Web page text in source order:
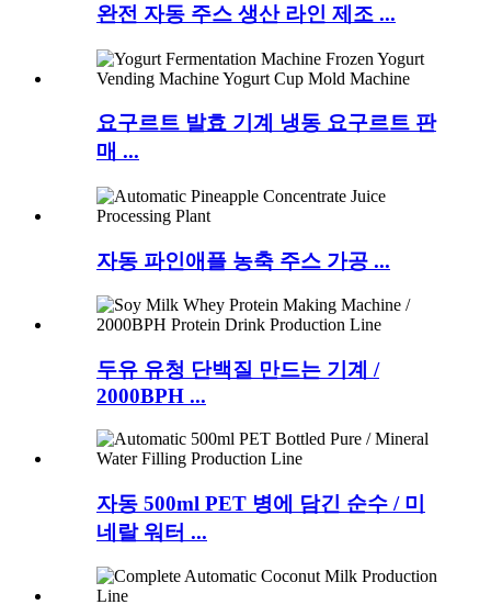
완전 자동 주스 생산 라인 제조 ...
요구르트 발효 기계 냉동 요구르트 판
매 ...
자동 파인애플 농축 주스 가공 ...
두유 유청 단백질 만드는 기계 /
2000BPH ...
자동 500ml PET 병에 담긴 순수 / 미
네랄 워터 ...